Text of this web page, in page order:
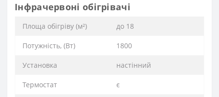
Інфрачервоні обігрівачі
Площа обігріву (м²) до 18
Потужність, (Вт) 1800
Установка настінний
Термостат є